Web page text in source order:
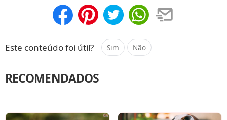
Este conteúdo foi útil? Sim Não
RECOMENDADOS